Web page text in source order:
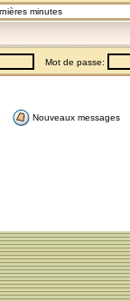
minutes
Mot de passe:
Nouveaux messages